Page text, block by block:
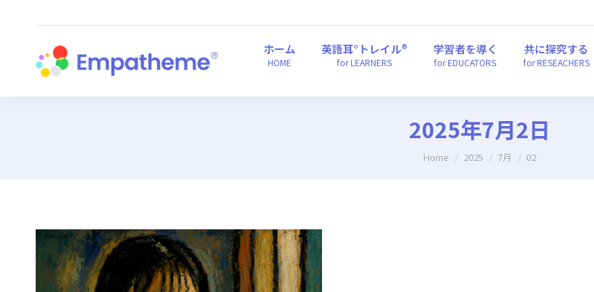
ホーム
HOME
英語耳°トレイル®
for LEARNERS
学習者を導く
for EDUCATORS
共に探究する
for RESEACHERS
2025年7月2日
You are here:
Home 2025 7月 02
ホーム 英語耳°トレイル® 学習者を導く 共に探究する